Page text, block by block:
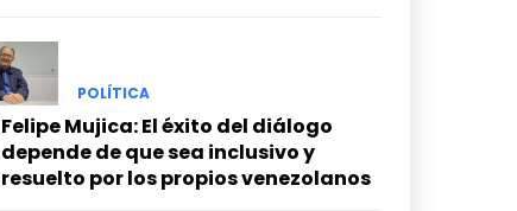
POLÍTICA
Felipe Mujica: El éxito del diálogo
depende de que sea inclusivo y
resuelto por los propios venezolanos